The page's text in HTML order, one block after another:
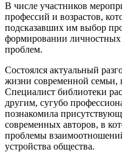
В числе участников
профессий и возрастов,
подсказавших им выбор
формировании
проблем.
Состоялся актуальный
жизни современной семьи,
Специалист библиотеки
другим, сугубо
познакомила
современных авторов, в
проблемы
устройства общества.